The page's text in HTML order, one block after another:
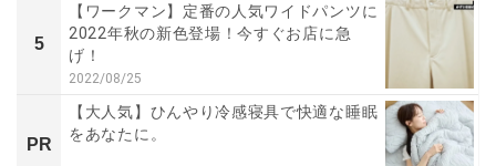
5
【ワークマン】定番の人気ワイドパンツに
2022年秋の新色登場！今すぐお店に急
げ！
2022/08/25
PR
【大人気】ひんやり冷感寝具で快適な睡眠
をあなたに。